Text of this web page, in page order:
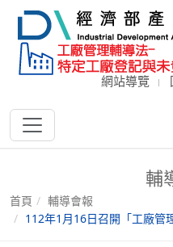
網站導覽
輔
首頁
輔導會報
112年1月16日召開「工廠管